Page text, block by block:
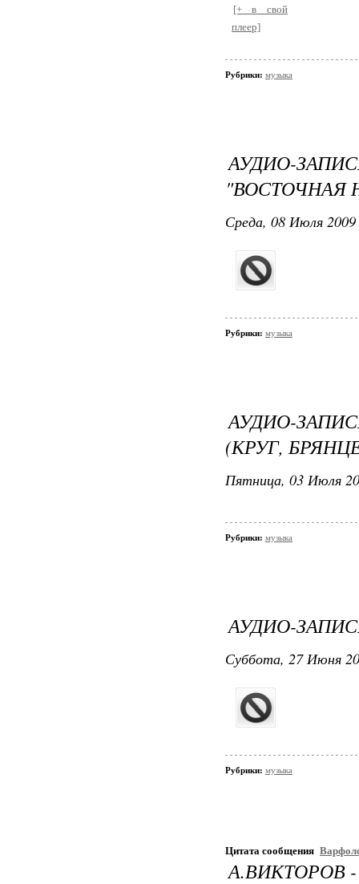
[+ в свой
плеер]
Рубрики: музыка
АУДИО-
"ВОСТОЧНАЯ
Среда, 08 Июля
Рубрики: музыка
АУДИО-
(КРУГ,
Пятница, 03 Июля
Рубрики: музыка
АУДИО-
Суббота, 27 Июня
Рубрики: музыка
Цитата сообщения
А.ВИКТОРОВ